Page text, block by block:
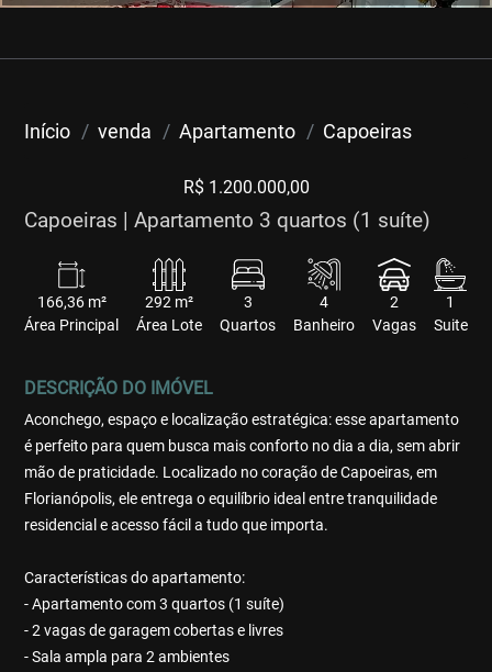
Início venda Apartamento Capoeiras
R$ 1.200.000,00
Capoeiras | Apartamento 3 quartos (1 suíte)
166,36 m²
Área Principal
292 m²
Área Lote
3
Quartos
4
Banheiro
2
Vagas
1
Suite
DESCRIÇÃO DO IMÓVEL
Aconchego, espaço e localização estratégica: esse apartamento
é perfeito para quem busca mais conforto no dia a dia, sem abrir
mão de praticidade. Localizado no coração de Capoeiras, em
Florianópolis, ele entrega o equilíbrio ideal entre tranquilidade
residencial e acesso fácil a tudo que importa.
Características do apartamento:
- Apartamento com 3 quartos (1 suíte)
- 2 vagas de garagem cobertas e livres
- Sala ampla para 2 ambientes